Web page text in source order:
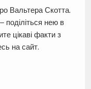
Вальтера Скотта.
нею в
цікаві факти з
на сайт.